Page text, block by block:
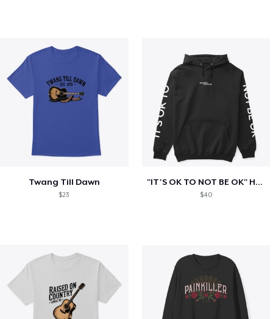
Twang Till Dawn
$23
"IT'S OK TO NOT BE OK" Hoodie (BP LOGO)
$40